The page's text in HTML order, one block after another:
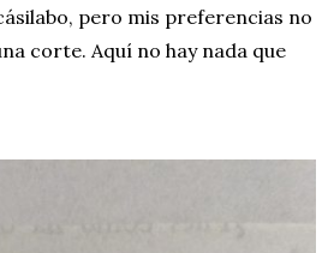
pero mis preferencias no
corte. Aquí no hay nada que